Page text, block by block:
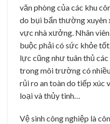
văn phòng của các khu
do bụi bẩn thường xuyên
vực nhà xưởng. Nhân viên
buộc phải có sức khỏe
lực cũng như tuân thủ
trong môi trường có
rủi ro an toàn do tiếp xúc
loại và thủy tinh…
Vệ sinh công nghiệp là